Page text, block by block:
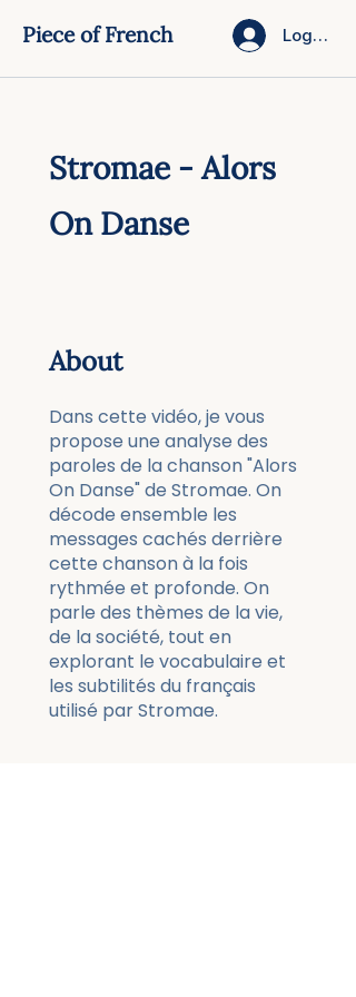
Piece of French Log In
Stromae - Alors
On Danse
About
Dans cette vidéo, je vous
propose une analyse des
paroles de la chanson "Alors
On Danse" de Stromae. On
décode ensemble les
messages cachés derrière
cette chanson à la fois
rythmée et profonde. On
parle des thèmes de la vie,
de la société, tout en
explorant le vocabulaire et
les subtilités du français
utilisé par Stromae.